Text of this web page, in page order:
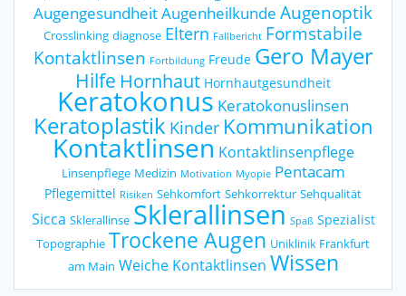
AugengesundheitAugenheilkunde Augenoptik
Crosslinking diagnose Eltern Fallbericht Formstabile
Kontaktlinsen Fortbildung Freude Gero Mayer
Hilfe Hornhaut Hornhautgesundheit
Keratokonus Keratokonuslinsen
Keratoplastik Kinder Kommunikation
Kontaktlinsen Kontaktlinsenpflege
Linsenpflege Medizin Motivation Myopie Pentacam
Pflegemittel Risiken Sehkomfort Sehkorrektur Sehqualität
Sicca Sklerallinse Sklerallinsen Spaß Spezialist
Topographie Trockene Augen Uniklinik Frankfurt
am Main Weiche Kontaktlinsen Wissen